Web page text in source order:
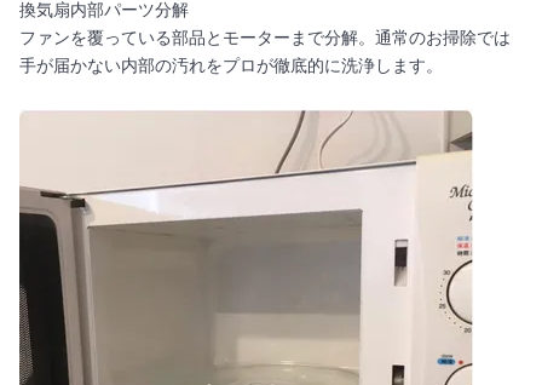
換気扇内部パーツ分解
ファンを覆っている部品とモーターまで分解。通常のお掃除では
手が届かない内部の汚れをプロが徹底的に洗浄します。